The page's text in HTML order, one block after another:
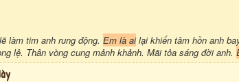
làm tim anh rung động. Em là ailại khiến tâm hồn anh
lệ. Thân vòng cung mảnh khảnh. Mãi tỏa sáng đời anh.